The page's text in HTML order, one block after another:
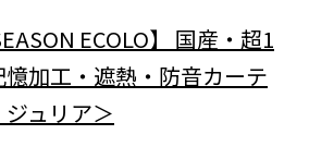
ECOLO】 国産・超1
加工・遮熱・防音カーテ
ュリア＞